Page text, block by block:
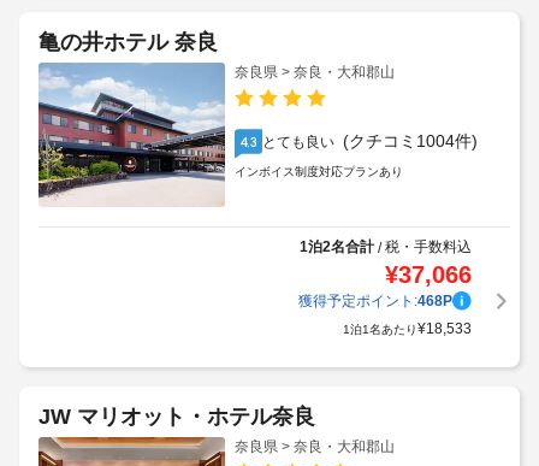
亀の井ホテル 奈良
奈良県 > 奈良・大和郡山
4.3 とても良い (クチコミ1004件)
インボイス制度対応プランあり
1泊2名合計/税・手数料込
¥37,066
獲得予定ポイント:468P
1泊1名あたり¥18,533
JW マリオット・ホテル奈良
奈良県 > 奈良・大和郡山